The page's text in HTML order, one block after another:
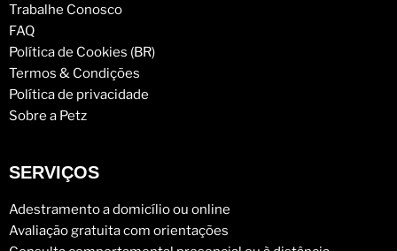
Trabalhe Conosco
FAQ
Política de Cookies (BR)
Termos & Condições
Política de privacidade
Sobre a Petz
SERVIÇOS
Adestramento a domicílio ou online
Avaliação gratuita com orientações